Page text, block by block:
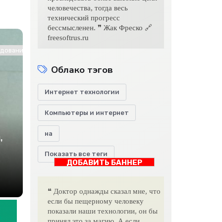
/ Другие новости / Знакомства / Интернет технологии
человечества, тогда весь
технический прогресс
бессмысленен. ❞ Жак Фреско 🔗
freesoftrus.ru
Облако тэгов
Интернет технологии
Компьютеры и интернет
на
Показать все теги
ДОБАВИТЬ БАННЕР
❝ Доктор однажды сказал мне, что
если бы пещерному человеку
показали наши технологии, он бы